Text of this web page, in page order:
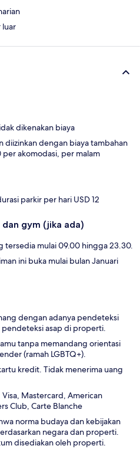
luar
dikenakan biaya
diizinkan dengan biaya tambahan
per akomodasi, per malam
parkir per hari USD 12
dan gym (jika ada)
tersedia mulai 09.00 hingga 23.30.
ini buka mulai bulan Januari
dengan adanya pendeteksi
asap di properti.
tanpa memandang orientasi
(ramah LGBTQ+).
kredit. Tidak menerima uang
Mastercard, American
Club, Carte Blanche
norma budaya dan kebijakan
negara dan properti.
disediakan oleh properti.